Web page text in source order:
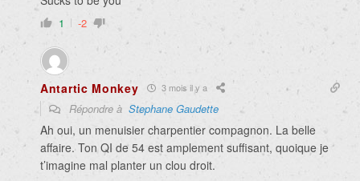
1 -2
Antartic Monkey 3 mois il y a
Répondre à Stephane Gaudette
Ah oui, un menuisier charpentier compagnon. La belle
affaire. Ton QI de 54 est amplement suffisant, quoique je
t’imagine mal planter un clou droit.